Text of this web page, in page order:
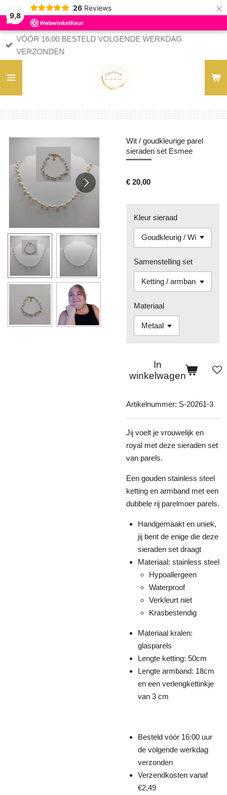
9,8
26 Reviews ×
VÓÓR 16:00 BESTELD VOLGENDE WERKDAG
VERZONDEN
Wit / goudkleurige parel
sieraden set Esmee
€ 20,00
Kleur sieraad
Samenstelling set
Materiaal
In
winkelwagen
Artikelnummer: S-20261-3
Jij voelt je vrouwelijk en
royal met deze sieraden set
van parels.
Een gouden stainless steel
ketting en armband met een
dubbele rij parelmoer parels.
Handgemaakt en uniek,
jij bent de enige die deze
sieraden set draagt
Materiaal: stainless steel
Hypoallergeen
Waterproof
Verkleurt niet
Krasbestendig
Materiaal kralen:
glasparels
Lengte ketting: 50cm
Lengte armband: 18cm
en een verlengkettinkje
van 3 cm
Besteld vóór 16:00 uur
de volgende werkdag
verzonden
Verzendkosten vanaf
€2,49